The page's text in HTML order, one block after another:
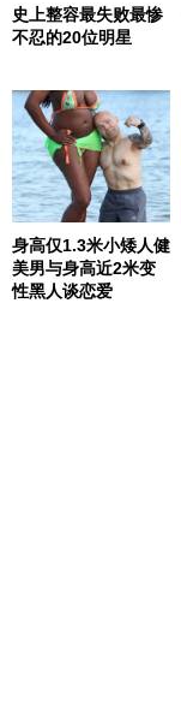
史上整容最失败最惨
不忍的20位明星
身高仅1.3米小矮人健
美男与身高近2米变
性黑人谈恋爱